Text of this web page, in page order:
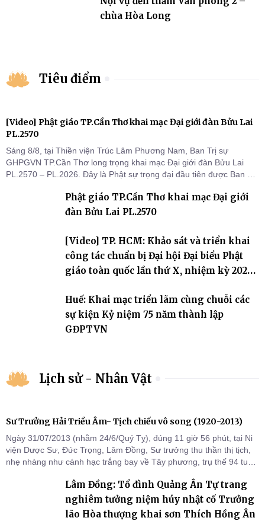
chùa Hòa Long
Tiêu điểm
[Video] Phật giáo TP.Cần Thơ khai mạc Đại giới đàn Bửu Lai
PL.2570
Sáng 8/8, tại Thiền viện Trúc Lâm Phương Nam, Ban Trị sự
GHPGVN TP.Cần Thơ long trọng khai mạc Đại giới đàn Bửu Lai
PL.2570 – PL.2026. Đây là Phật sự trọng đại đầu tiên được Ban Trị
thứ I, thể hiện sự quan tâm đối với công tác truyền giới, đào tạo
Tăng tài và tiếp nối mạng mạch Tăng-g
Phật giáo TP.Cần Thơ khai mạc Đại giới
đàn Bửu Lai PL.2570
[Video] TP. HCM: Khảo sát và triển khai
công tác chuẩn bị Đại hội Đại biểu Phật
giáo toàn quốc lần thứ X, nhiệm kỳ 2026-
Huế: Khai mạc triển lãm cùng chuỗi các
sự kiện Kỷ niệm 75 năm thành lập
GĐPTVN
Lịch sử - Nhân Vật
Sư Trưởng Hải Triều Âm- Tịch chiếu vô song (1920-2013)
Ngày 31/07/2013 (nhằm 24/6/Quý Tỵ), đúng 11 giờ 56 phút, tại Ni
viện Dược Sư, Đức Trọng, Lâm Đồng, Sư trưởng thu thần thị tịch,
nhẹ nhàng như cánh hạc trắng bay về Tây phương, trụ thế 94 tuổi
Lâm Đồng: Tổ đình Quảng Ân Tự trang
nghiêm tưởng niệm húy nhật cố Trưởng
lão Hòa thượng khai sơn Thích Hồng Ân